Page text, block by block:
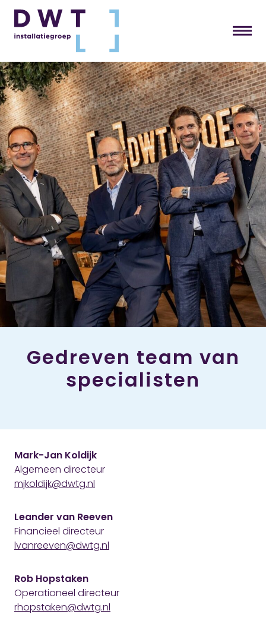
Gedreven team van
specialisten
Mark-Jan Koldijk
Algemeen directeur
mjkoldijk@dwtg.nl
Leander van Reeven
Financieel directeur
lvanreeven@dwtg.nl
Rob Hopstaken
Operationeel directeur
rhopstaken@dwtg.nl